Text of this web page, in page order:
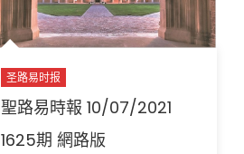
疫
苗
中
心
再
圣路易时报
聖路易時報 10/07/2021
1625期 網路版